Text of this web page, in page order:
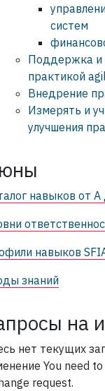
систем
Поддержка и
практикой
Внедрение
Измерять и
улучшения
навыков от А
навыков
знаний
на
нет текущих
You need
request.